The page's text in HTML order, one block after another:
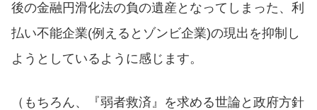
後の金融円滑化法の負の遺産となってしまった、利
払い不能企業(例えるとゾンビ企業)の現出を抑制し
ようとしているように感じます。
（もちろん、『弱者救済』を求める世論と政府方針